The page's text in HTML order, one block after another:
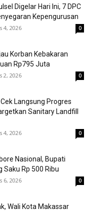
Digelar Hari Ini, 7 DPC
Kepengurusan
4, 2026 0
Korban Kebakaran
Rp795 Juta
2, 2026 0
Langsung Progres
Sanitary Landfill
4, 2026 0
Nasional, Bupati
Saku Rp 500 Ribu
6, 2026 0
Wali Kota Makassar